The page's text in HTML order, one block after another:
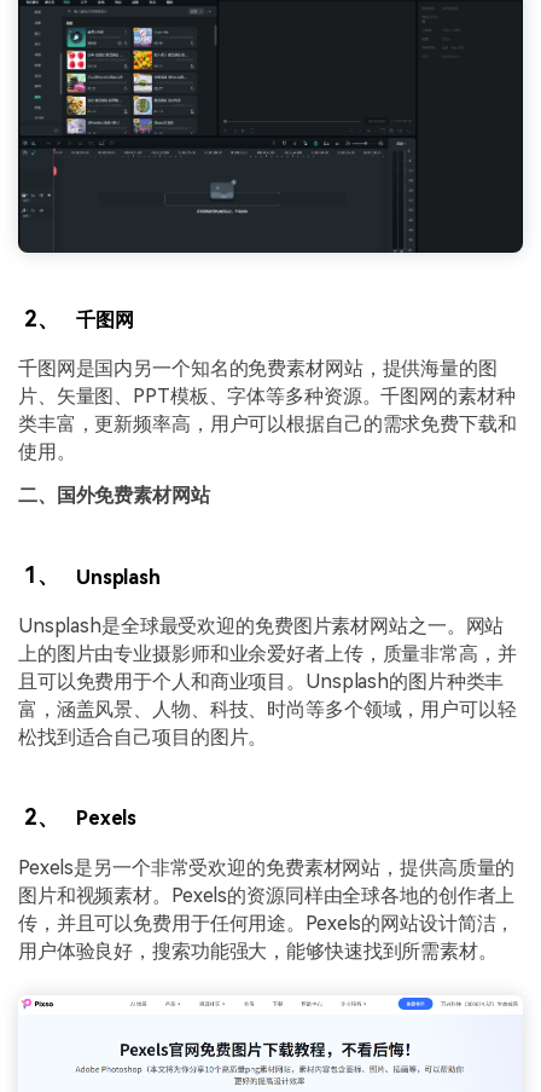
2、 千图网
千图网是国内另一个知名的免费素材网站，提供海量的图
片、矢量图、PPT模板、字体等多种资源。千图网的素材种
类丰富，更新频率高，用户可以根据自己的需求免费下载和
使用。
二、国外免费素材网站
1、 Unsplash
Unsplash是全球最受欢迎的免费图片素材网站之一。网站
上的图片由专业摄影师和业余爱好者上传，质量非常高，并
且可以免费用于个人和商业项目。Unsplash的图片种类丰
富，涵盖风景、人物、科技、时尚等多个领域，用户可以轻
松找到适合自己项目的图片。
2、 Pexels
Pexels是另一个非常受欢迎的免费素材网站，提供高质量的
图片和视频素材。Pexels的资源同样由全球各地的创作者上
传，并且可以免费用于任何用途。Pexels的网站设计简洁，
用户体验良好，搜索功能强大，能够快速找到所需素材。